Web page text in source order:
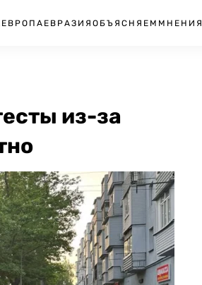
ЕВРОПА ЕВРАЗИЯ ОБЪЯСНЯЕМ МНЕНИЯ
из-за